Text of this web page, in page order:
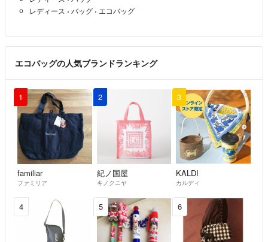
レディース › バッグ › エコバッグ
エコバッグの人気ブランドランキング
1
familiar
ファミリア
2
紀ノ国屋
キノクニヤ
3
KALDI
カルディ
4 5 6